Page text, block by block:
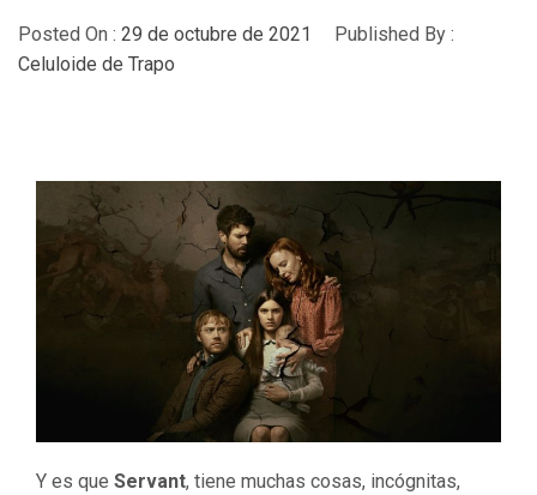
Posted On : 29 de octubre de 2021
Published By :
Celuloide de Trapo
Y es que Servant, tiene muchas cosas, incógnitas,